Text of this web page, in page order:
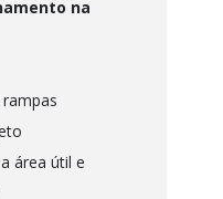
na
área útil e